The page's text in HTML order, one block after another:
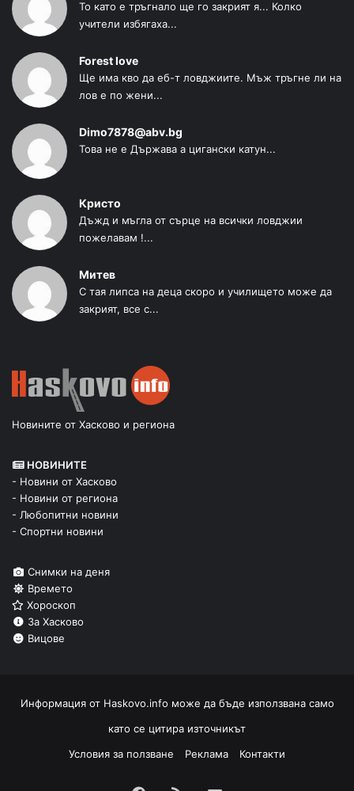
То като е тръгнало ще го закрият я... Колко
учители избягаха...
Forest love
Ще има кво да еб-т ловджиите. Мъж тръгне ли на
лов е по жени...
Dimo7878@abv.bg
Това не е Държава а цигански катун...
Кристо
Дъжд и мъгла от сърце на всички ловджии
пожелавам !...
Митев
С тая липса на деца скоро и училището може да
закрият, все с...
Новините от Хасково и региона
НОВИНИТЕ
- Новини от Хасково
- Новини от региона
- Любопитни новини
- Спортни новини
Снимки на деня
Времето
Хороскоп
За Хасково
Вицове
Информация от Haskovo.info може да бъде използвана само
като се цитира източникът
Условия за ползване
Реклама Контакти